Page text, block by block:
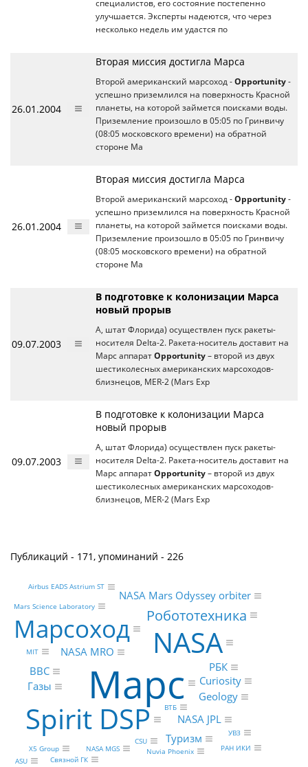
специалистов, его состояние постепенно
улучшается. Эксперты надеются, что через
несколько недель им удастся по
26.01.2004
Вторая миссия достигла Марса
Второй американский марсоход - Opportunity -
успешно приземлился на поверхность Красной
планеты, на которой займется поисками воды.
Приземление произошло в 05:05 по Гринвичу
(08:05 московского времени) на обратной
стороне Ма
26.01.2004
Вторая миссия достигла Марса
Второй американский марсоход - Opportunity -
успешно приземлился на поверхность Красной
планеты, на которой займется поисками воды.
Приземление произошло в 05:05 по Гринвичу
(08:05 московского времени) на обратной
стороне Ма
09.07.2003
В подготовке к колонизации Марса
новый прорыв
А, штат Флорида) осуществлен пуск ракеты-
носителя Delta-2. Ракета-носитель доставит на
Марс аппарат Opportunity – второй из двух
шестиколесных американских марсоходов-
близнецов, MER-2 (Mars Exp
09.07.2003
В подготовке к колонизации Марса
новый прорыв
А, штат Флорида) осуществлен пуск ракеты-
носителя Delta-2. Ракета-носитель доставит на
Марс аппарат Opportunity – второй из двух
шестиколесных американских марсоходов-
близнецов, MER-2 (Mars Exp
Публикаций - 171, упоминаний - 226
Марс
NASA
Spirit DSP
Марсоход Робототехника
NASA JPL
NASA MRO
Туризм
Geology
Curiosity
NASA Mars Odyssey orbiter
BBC
Газы
РБК
X5 Group NASA MGS
Mars Science Laboratory
Nuvia Phoenix РАН ИКИ
MIT
ВТБ
ASU
Airbus EADS Astrium ST
УВЗ
Связной ГК
CSU